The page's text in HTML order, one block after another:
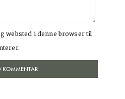
websted i denne browser til